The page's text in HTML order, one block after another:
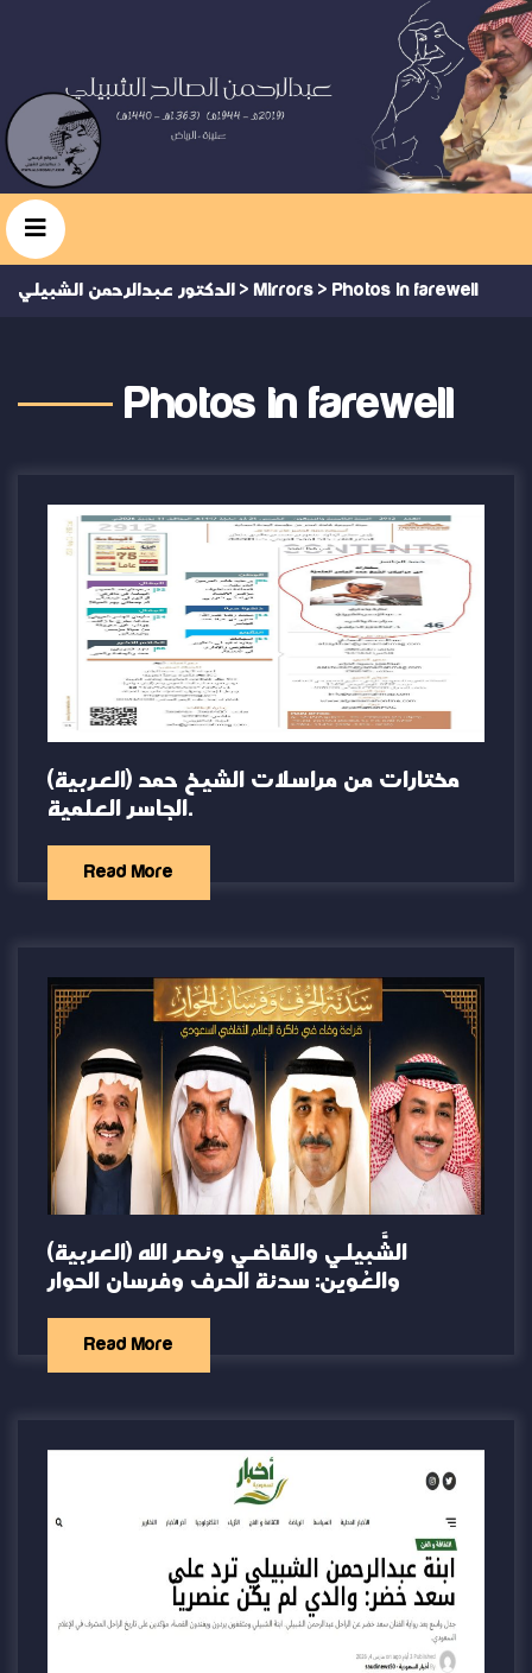
الدكتور عبدالرحمن الشبيلي > Mirrors > Photos in farewell
Photos in farewell
(العربية) مختارات من مراسلات الشيخ حمد
الجاسر العلمية.
Read More
(العربية) الشَّبيلي والقاضي ونصر الله
والعُوين: سدنة الحرف وفرسان الحوار
Read More